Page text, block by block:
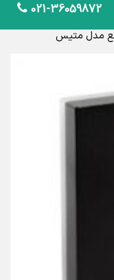
021-36059872
مدل متیس